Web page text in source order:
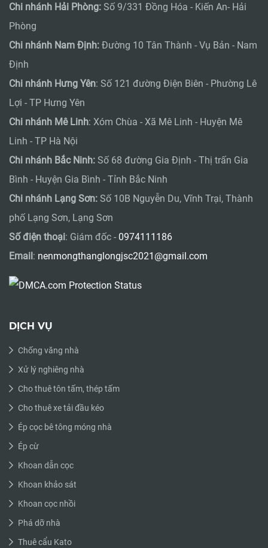
Chi nhánh Hải Phòng: Số 9/331 Đồng Hóa - Kiến An- Hải
Phòng
Chi nhánh Nam Định: Đường 10 Tân Thành - Vụ Bản - Nam
Định
Chi nhánh Hưng Yên: Số 121 đường Điện Biên - Phường Lê
Lợi - TP Hưng Yên
Chi nhánh Mê Linh: Xóm Chùa - Xã Mê Linh - Huyện Mê
Linh - TP Hà Nội
Chi nhánh Bắc Ninh: Số 68 đường Gia Định - Thị trấn Gia
Bình - Huyện Gia Bình - Tỉnh Bắc Ninh
Chi nhánh Lạng Sơn: Số 10B Nguyễn Du, Vĩnh Trại, Thành
phố Lạng Sơn, Lạng Sơn
Số điện thoại: Giám đốc - 0974111186
Email : nenmongthanglongjsc2021@gmail.com
DỊCH VỤ
Chống văng nhà
Xử lý nghiêng nhà
Cho thuê tôn tấm, thép tấm
Cho thuê xe tải đầu kéo
Ép cọc bê tông móng nhà
Ép cừ
Khoan dẫn cọc
Khoan khảo sát
Khoan cọc nhồi
Phá dỡ nhà
Thuê cẩu Kato